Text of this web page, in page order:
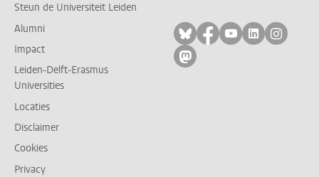
Steun de Universiteit Leiden
Alumni
Impact
Leiden-Delft-Erasmus
Universities
Locaties
Disclaimer
Cookies
Privacy
Volg ons op bluesky
Volg ons op
Volg ons op
Volg ons
Volg
Volg ons op mastodon